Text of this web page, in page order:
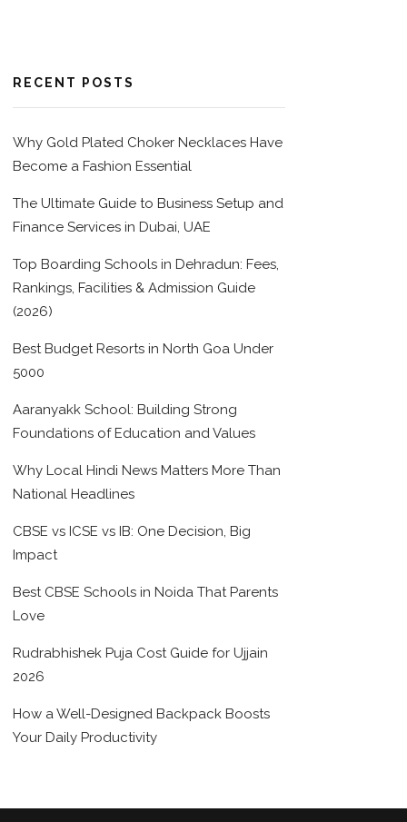
RECENT POSTS
Why Gold Plated Choker Necklaces Have
Become a Fashion Essential
The Ultimate Guide to Business Setup and
Finance Services in Dubai, UAE
Top Boarding Schools in Dehradun: Fees,
Rankings, Facilities & Admission Guide
(2026)
Best Budget Resorts in North Goa Under
5000
Aaranyakk School: Building Strong
Foundations of Education and Values
Why Local Hindi News Matters More Than
National Headlines
CBSE vs ICSE vs IB: One Decision, Big
Impact
Best CBSE Schools in Noida That Parents
Love
Rudrabhishek Puja Cost Guide for Ujjain
2026
How a Well-Designed Backpack Boosts
Your Daily Productivity